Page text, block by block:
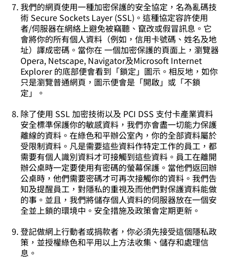
我們的網頁使用一種加密保護的安全協定，名為亂碼技
術 Secure Sockets Layer (SSL)。這種協定容許使用
者/伺服器在網絡上避免被竊聽、竄改或假冒訊息。它
會將你的所有個人資料（例如，信用卡號碼、姓名及地
址）譯成密碼。當你在 一個加密保護的頁面上，瀏覽器
Opera, Netscape, Navigator及Microsoft Internet
Explorer 的底部便會看到「鎖定」圖示。相反地，如你
只是瀏覽普通網頁，圖示便會是「開啟」或「不鎖
定」。
除了使用 SSL 加密技術以及 PCI DSS 支付卡產業資料
安全標準保護你的敏感資料，我們亦會盡一切能力保護
離線的資料。在綠色和平辦公室內，你的全部資料屬於
受限制資料。凡是需要這些資料作特定工作的員工，都
需要有個人識別資料才可接觸到這些資料。員工在離開
辦公桌時一定要使用有密碼的螢幕保護。當他們返回辦
公桌時，他們需要密碼才可再次接觸你的資料。我們告
知及提醒員工，對隱私的重視及而他們對保護資料能做
的事。並且，我們將儲存個人資料的伺服器放在一個安
全並上鎖的環境中。安全措施及政策會定期更新。
登記做網上行動者或捐款者，你必須先接受這個隱私政
策，並授權綠色和平用以上方法收集、儲存和處理信
息。